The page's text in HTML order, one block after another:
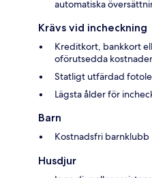
automatiska
Krävs vid incheckning
Kreditkort, bankkort
oförutsedda
Statligt utfärdad
Lägsta ålder för
Barn
Kostnadsfri barnklubb
Husdjur